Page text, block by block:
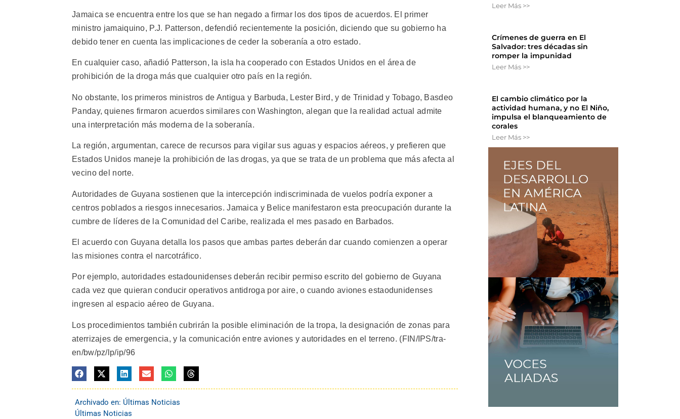
Jamaica se encuentra entre los que se han negado a firmar los dos tipos de acuerdos. El primer
ministro jamaiquino, P.J. Patterson, defendió recientemente la posición, diciendo que su gobierno ha
debido tener en cuenta las implicaciones de ceder la soberanía a otro estado.
En cualquier caso, añadió Patterson, la isla ha cooperado con Estados Unidos en el área de
prohibición de la droga más que cualquier otro país en la región.
No obstante, los primeros ministros de Antigua y Barbuda, Lester Bird, y de Trinidad y Tobago, Basdeo
Panday, quienes firmaron acuerdos similares con Washington, alegan que la realidad actual admite
una interpretación más moderna de la soberanía.
La región, argumentan, carece de recursos para vigilar sus aguas y espacios aéreos, y prefieren que
Estados Unidos maneje la prohibición de las drogas, ya que se trata de un problema que más afecta al
vecino del norte.
Autoridades de Guyana sostienen que la intercepción indiscriminada de vuelos podría exponer a
centros poblados a riesgos innecesarios. Jamaica y Belice manifestaron esta preocupación durante la
cumbre de líderes de la Comunidad del Caribe, realizada el mes pasado en Barbados.
El acuerdo con Guyana detalla los pasos que ambas partes deberán dar cuando comienzen a operar
las misiones contra el narcotráfico.
Por ejemplo, autoridades estadounidenses deberán recibir permiso escrito del gobierno de Guyana
cada vez que quieran conducir operativos antidroga por aire, o cuando aviones estaodunidenses
ingresen al espacio aéreo de Guyana.
Los procedimientos también cubrirán la posible eliminación de la tropa, la designación de zonas para
aterrizajes de emergencia, y la comunicación entre aviones y autoridades en el terreno. (FIN/IPS/tra-
en/bw/pz/lp/ip/96
Archivado en: Últimas Noticias
Últimas Noticias
Leer Más >>
Crímenes de guerra en El
Salvador: tres décadas sin
romper la impunidad
Leer Más >>
El cambio climático por la
actividad humana, y no El Niño,
impulsa el blanqueamiento de
corales
Leer Más >>